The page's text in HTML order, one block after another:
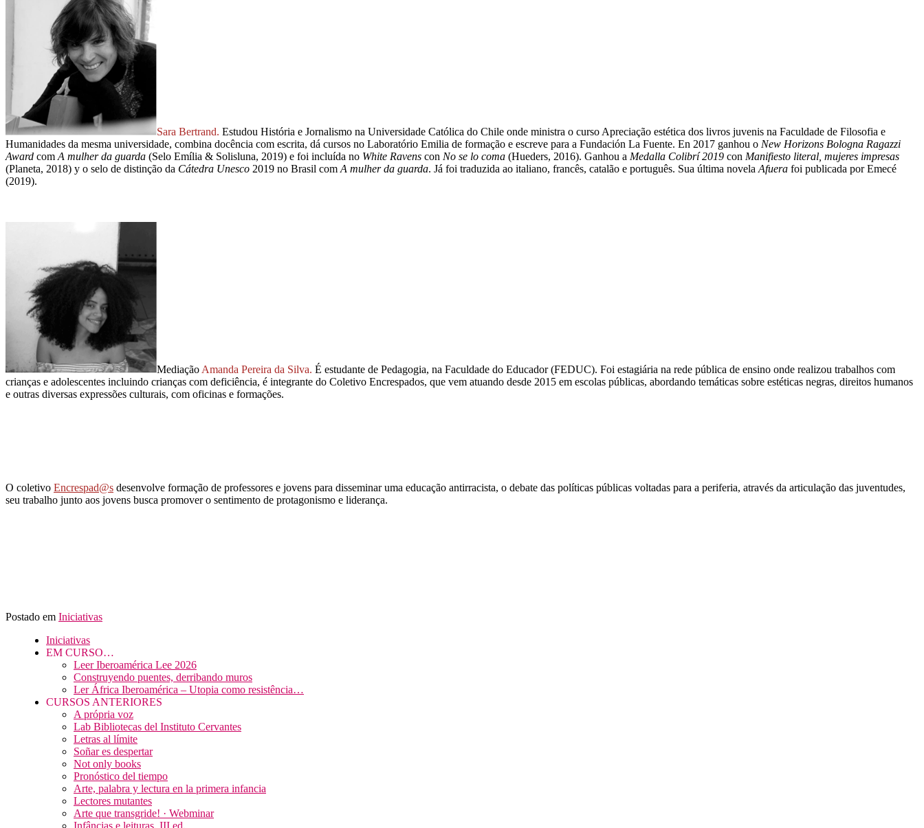
Sara Bertrand. Estudou História e Jornalismo na Universidade Católica do Chile onde ministra o curso Apreciação estética dos livros juvenis na Faculdade de Filosofia e
Humanidades da mesma universidade, combina docência com escrita, dá cursos no Laboratório Emilia de formação e escreve para a Fundación La Fuente. En 2017 ganhou o New Horizons Bologna Ragazzi
Award com A mulher da guarda (Selo Emília & Solisluna, 2019) e foi incluída no White Ravens con No se lo coma (Hueders, 2016). Ganhou a Medalla Colibrí 2019 con Manifiesto literal, mujeres impresas
(Planeta, 2018) y o selo de distinção da Cátedra Unesco 2019 no Brasil com A mulher da guarda. Já foi traduzida ao italiano, francês, catalão e português. Sua última novela Afuera foi publicada por Emecé
(2019).
Mediação Amanda Pereira da Silva. É estudante de Pedagogia, na Faculdade do Educador (FEDUC). Foi estagiária na rede pública de ensino onde realizou trabalhos com
crianças e adolescentes incluindo crianças com deficiência, é integrante do Coletivo Encrespados, que vem atuando desde 2015 em escolas públicas, abordando temáticas sobre estéticas negras, direitos humanos
e outras diversas expressões culturais, com oficinas e formações.
O coletivo Encrespad@s desenvolve formação de professores e jovens para disseminar uma educação antirracista, o debate das políticas públicas voltadas para a periferia, através da articulação das juventudes,
seu trabalho junto aos jovens busca promover o sentimento de protagonismo e liderança.
Postado em Iniciativas
Iniciativas
EM CURSO…
Leer Iberoamérica Lee 2026
Construyendo puentes, derribando muros
Ler África Iberoamérica – Utopia como resistência…
CURSOS ANTERIORES
A própria voz
Lab Bibliotecas del Instituto Cervantes
Letras al límite
Soñar es despertar
Not only books
Pronóstico del tiempo
Arte, palabra y lectura en la primera infancia
Lectores mutantes
Arte que transgride! · Webminar
Infâncias e leituras, III ed.